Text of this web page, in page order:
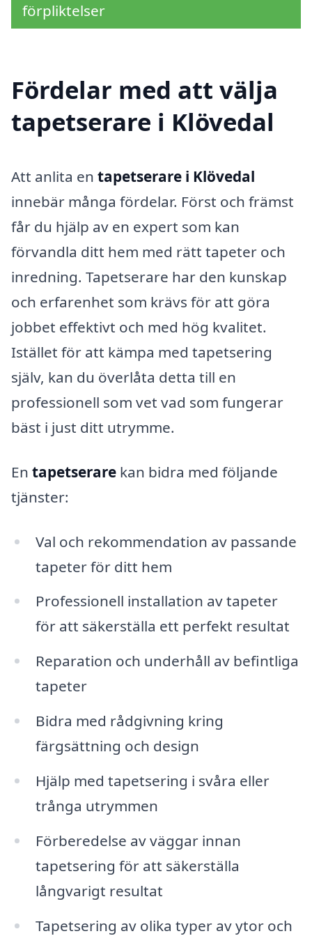
förpliktelser
Fördelar med att välja
tapetserare i Klövedal
Att anlita en tapetserare i Klövedal
innebär många fördelar. Först och främst
får du hjälp av en expert som kan
förvandla ditt hem med rätt tapeter och
inredning. Tapetserare har den kunskap
och erfarenhet som krävs för att göra
jobbet effektivt och med hög kvalitet.
Istället för att kämpa med tapetsering
själv, kan du överlåta detta till en
professionell som vet vad som fungerar
bäst i just ditt utrymme.
En tapetserare kan bidra med följande
tjänster:
Val och rekommendation av passande
tapeter för ditt hem
Professionell installation av tapeter
för att säkerställa ett perfekt resultat
Reparation och underhåll av befintliga
tapeter
Bidra med rådgivning kring
färgsättning och design
Hjälp med tapetsering i svåra eller
trånga utrymmen
Förberedelse av väggar innan
tapetsering för att säkerställa
långvarigt resultat
Tapetsering av olika typer av ytor och